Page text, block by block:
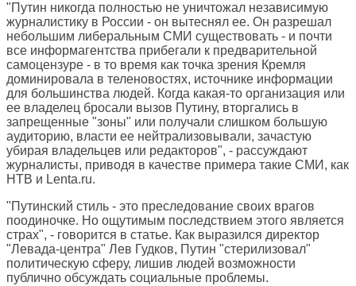
"Путин никогда полностью не уничтожал независимую
журналистику в России - он вытеснял ее. Он разрешал
небольшим либеральным СМИ существовать - и почти
все информагентства прибегали к предварительной
самоцензуре - в то время как точка зрения Кремля
доминировала в теленовостях, источнике информации
для большинства людей. Когда какая-то организация или
ее владелец бросали вызов Путину, вторгались в
запрещенные "зоны" или получали слишком большую
аудиторию, власти ее нейтрализовывали, зачастую
убирая владельцев или редакторов", - рассуждают
журналисты, приводя в качестве примера такие СМИ, как
НТВ и Lenta.ru.
"Путинский стиль - это преследование своих врагов
поодиночке. Но ощутимым последствием этого является
страх", - говорится в статье. Как выразился директор
"Левада-центра" Лев Гудков, Путин "стерилизовал"
политическую сферу, лишив людей возможности
публично обсуждать социальные проблемы.